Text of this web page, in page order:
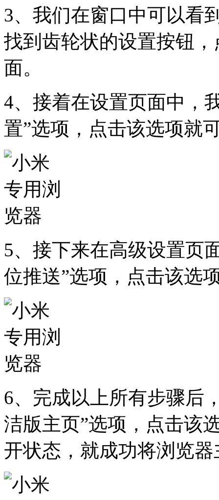
3、我们在窗口中可以看
找到齿轮状的设置按钮
面。
4、接着在设置页面中，
置”选项，点击该选项就
5、接下来在高级设置页
位推送”选项，点击该选
6、完成以上所有步骤后
洁版主页”选项，点击该
开状态，就成功将浏览